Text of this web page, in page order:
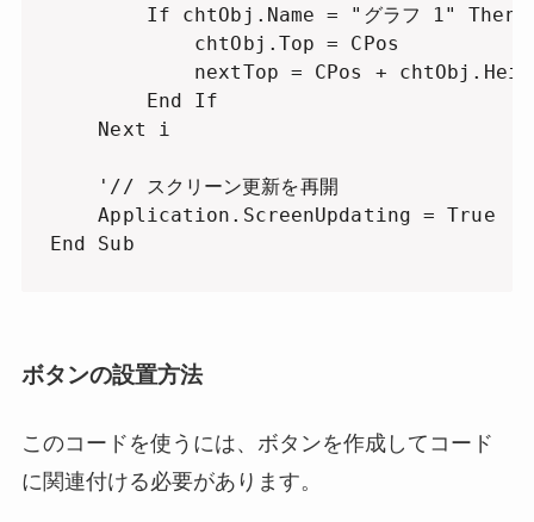
        If chtObj.Name = "グラフ 1" Then
            chtObj.Top = CPos
nextTop = CPos +
        End If
    Next i
    '// スクリーン更新を再開
    Application.ScreenUpdating = True
End Sub
ボタンの設置方法
このコードを使うには、ボタンを作成してコード
に関連付ける必要があります。